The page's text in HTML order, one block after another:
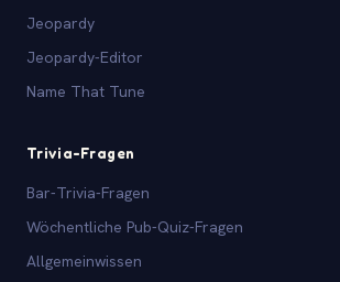
Jeopardy
Jeopardy-Editor
Name That Tune
Trivia-Fragen
Bar-Trivia-Fragen
Wöchentliche Pub-Quiz-Fragen
Allgemeinwissen